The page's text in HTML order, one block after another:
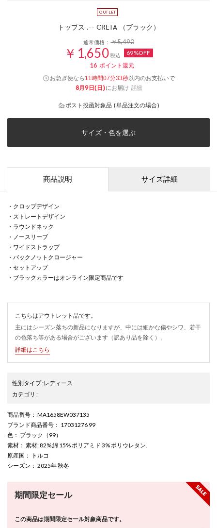
トップス .-- CRETA （ブラック）
通常価格：￥5,490
￥1,650税込 69%OFF
16 ポイント還元
お急ぎ便なら 11時間07分33秒以内のお支払いで
8月9日(日)にお届け 詳細
ポスト投函対象品 (単品注文の場合)
サイズ・色を選ぶ
商品説明 サイズ詳細
・クロップデザイン
・ストレートデザイン
・ラウンドネック
・ノースリーブ
・ワイドストラップ
・バックノットクロージャー
・セットアップ
・ブラックカラーはオンライン限定商品です
こちらはアウトレット品です。
主にはシーズン落ちの新品になりますが、中には細かな傷やシワ、若干
の色落ち等がある場合がございます（訳あり品を除く）。
詳細はこちら
性別タイプ:レディース
カテゴリ :
商品番号 ： MA1658EW037135
ブランド商品番号 ： 17031276 99
色 ： ブラック（99）
素材 ： 素材: 82% 綿 15% ポリアミド 3% ポリウレタン.
原産国 ： トルコ
シーズン ： 2025年 秋冬
期間限定セール
この商品は期間限定セール対象商品です。